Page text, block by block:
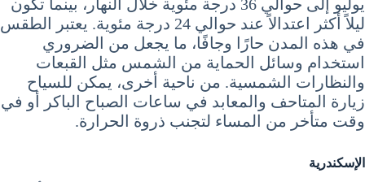
يوليو إلى حوالي 36 درجة مئوية خلال النهار، بينما تكون
ليلاً أكثر اعتدالاً عند حوالي 24 درجة مئوية. يعتبر الطقس
في هذه المدن حارًا وجافًا، ما يجعل من الضروري
استخدام وسائل الحماية من الشمس مثل القبعات
والنظارات الشمسية. من ناحية أخرى، يمكن للسياح
زيارة المتاحف والمعابد في ساعات الصباح الباكر أو في
وقت متأخر من المساء لتجنب ذروة الحرارة.
الإسكندرية